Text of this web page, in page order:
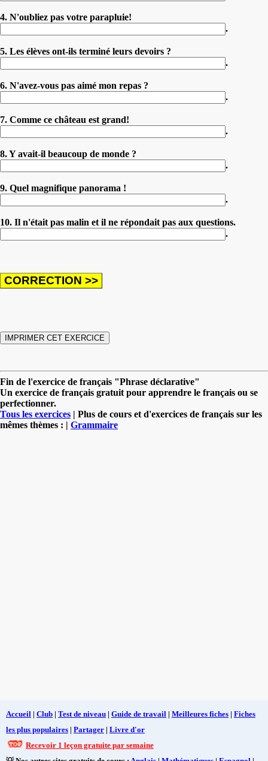
4. N'oubliez pas votre parapluie!
.
5. Les élèves ont-ils terminé leurs devoirs ?
.
6. N'avez-vous pas aimé mon repas ?
.
7. Comme ce château est grand!
.
8. Y avait-il beaucoup de monde ?
.
9. Quel magnifique panorama !
.
10. Il n'était pas malin et il ne répondait pas aux questions.
.
Fin de l'exercice de français "Phrase déclarative"
Un exercice de français gratuit pour apprendre le français ou se
perfectionner.
Tous les exercices | Plus de cours et d'exercices de français sur les
mêmes thèmes : | Grammaire
Accueil | Club | Test de niveau | Guide de travail | Meilleures fiches | Fiches
les plus populaires | Partager | Livre d'or
Recevoir 1 leçon gratuite par semaine